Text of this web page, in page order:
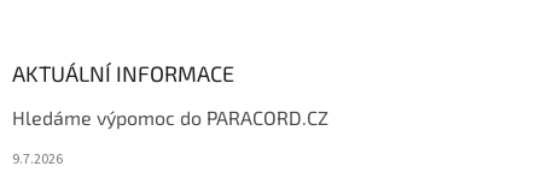
AKTUÁLNÍ INFORMACE
Hledáme výpomoc do PARACORD.CZ
9.7.2026